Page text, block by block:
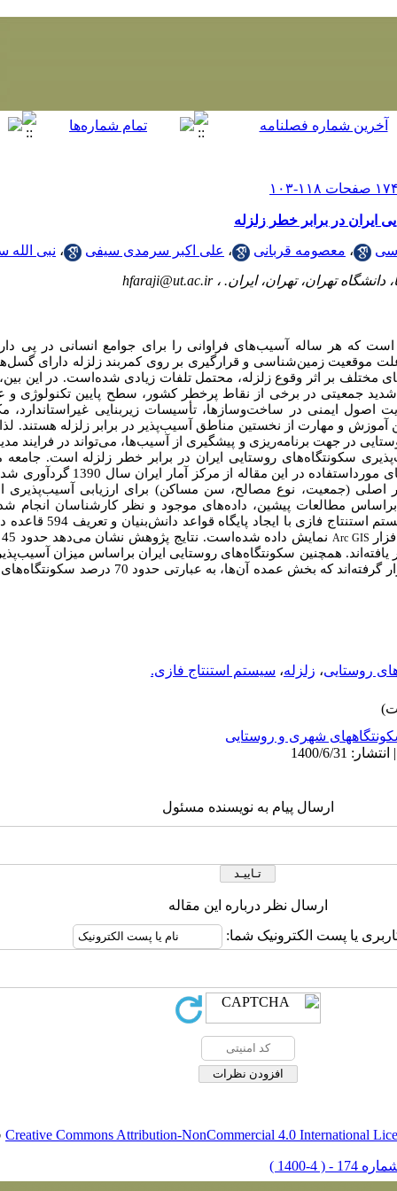
ایران در برابر خطر زلزله
، معصومه قربانی ، علی اکبر سرمدی سیفی ، نبی الله
تهران، تهران، ایران. ،hfaraji@ut.ac.ir
که هر ساله آسیب‌های فراوانی را برای جوامع انسانی در پی
موقعیت زمین‌شناسی و قرارگیری بر روی کمربند زلزله دارای
مختلف بر اثر وقوع زلزله، محتمل تلفات زیادی شده‌است. در این
شدید جمعیتی در برخی از نقاط پرخطر کشور، سطح پایین تکنولوژی
اصول ایمنی در ساخت‌وسازها، تأسیسات زیربنایی غیراستاندارد،
و مهارت از ﻧﺨﺴﺘﻴﻦ ﻣﻨﺎﻃﻖ آسیب‌پذیر در برابر زﻟﺰﻟﻪ ﻫﺴﺘﻨﺪ.
در جهت برنامه‌ریزی و پیشگیری از آسیب‌ها، می‌تواند در فرایند
سکونتگاه‌های روستایی ایران در برابر خطر زلزله است.جامعه
داده‌های مورداستفاده در این
ادبیات 12 متغیر در قالب 3 معیار اصلی (جمعیت، نوع مصالح، سن مساکن) برای ارزیابی
مطالعات پیشین، داده‌های موجود و نظر کارشناسان انجام
با ایجاد پایگاه قواعد دانش‌بنیان و تعریف 594 قاعده در محیط نرم‌افزار
Arc GIS
یافته‌اند. همچنین سکونتگاه‌های روستایی ایران براساس میزان
طبقه با آسیب‌پذیری کم، متوسط و زیاد قرار گرفته‌اند که
روستایی، زلزله، سیستم استنتاج فازی.
شهری و روستایی
ارسال پیام به نویسنده مسئول
ارسال نظر درباره این مقاله
یا پست الکترونیک شما:
Creative Commons Attribution-NonCommercial 4.0 International